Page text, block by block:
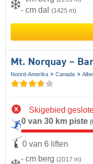
- cm dal (1425 m)
Mt. Norquay –
Noord-Amerika Canada
Skigebied
0 van 30 km piste
0 van 6 liften
- cm berg (2017 m)